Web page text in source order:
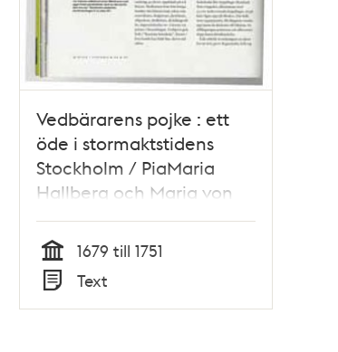
Vedbärarens pojke : ett
öde i stormaktstidens
Stockholm / PiaMaria
Hallberg och Maria von
Scheele
Tid
1679 till 1751
Text